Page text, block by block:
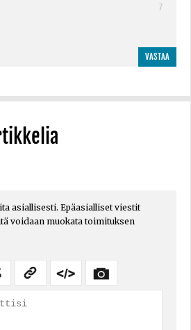
7
VASTAA
asiallisesti. Epäasialliset viestit
voidaan muokata toimituksen